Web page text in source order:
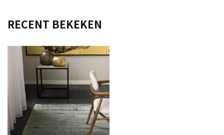
RECENT BEKEKEN